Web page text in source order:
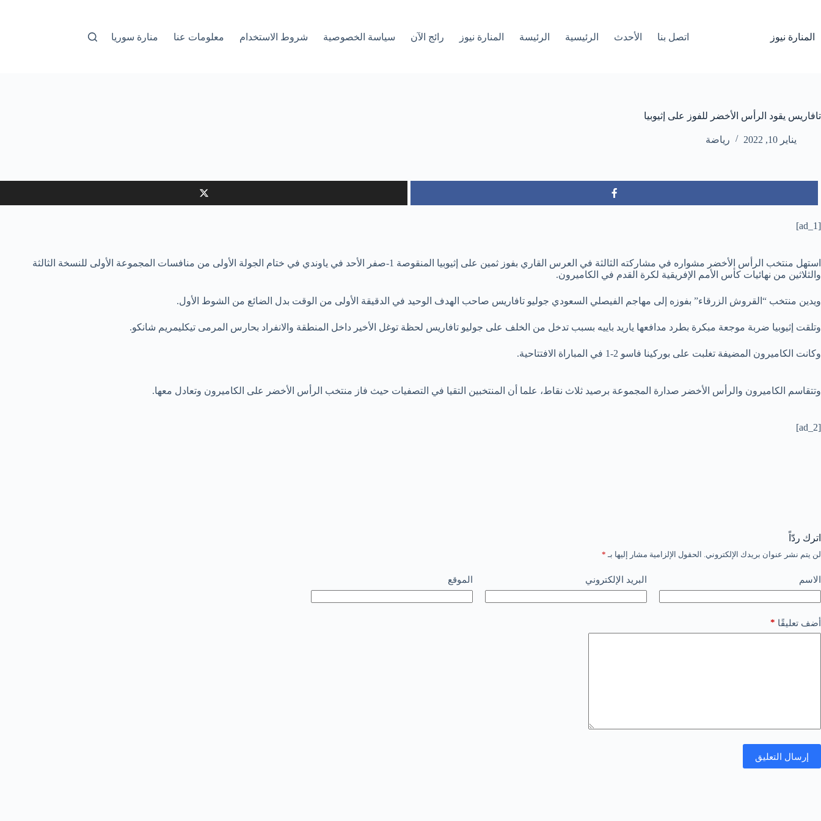
المنارة نيوز اتصل بنا الأحدث الرئيسية الرئیسة المنارة نيوز رائج الآن سياسة الخصوصية شروط الاستخدام معلومات عنا منارة سوريا
تافاريس يقود الرأس الأخضر للفوز على إثيوبيا
يناير 10, 2022 رياضة
[ad_1]
استهل منتخب الرأس الأخضر مشواره في مشاركته الثالثة في العرس القاري بفوز ثمين على إثيوبيا المنقوصة 1-صفر الأحد في ياوندي في ختام الجولة الأولى من منافسات المجموعة الأولى للنسخة الثالثة
والثلاثين من نهائيات كأس الأمم الإفريقية لكرة القدم في الكاميرون.
ويدين منتخب “القروش الزرقاء” بفوزه إلى مهاجم الفيصلي السعودي جوليو تافاريس صاحب الهدف الوحيد في الدقيقة الأولى من الوقت بدل الضائع من الشوط الأول.
وتلقت إثيوبيا ضربة موجعة مبكرة بطرد مدافعها ياريد باييه بسبب تدخل من الخلف على جوليو تافاريس لحظة توغل الأخير داخل المنطقة والانفراد بحارس المرمى تيكليمريم شانكو.
وكانت الكاميرون المضيفة تغلبت على بوركينا فاسو 2-1 في المباراة الافتتاحية.
وتتقاسم الكاميرون والرأس الأخضر صدارة المجموعة برصيد ثلاث نقاط، علما أن المنتخبين التقيا في التصفيات حيث فاز منتخب الرأس الأخضر على الكاميرون وتعادل معها.
[ad_2]
اترك ردّاً
لن يتم نشر عنوان بريدك الإلكتروني. الحقول الإلزامية مشار إليها بـ *
الاسم البريد الإلكتروني الموقع
أضف تعليقًا *
إرسال التعليق